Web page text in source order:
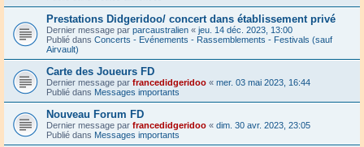
Prestations Didgeridoo/ concert dans établissement privé
Dernier message par parcaustralien « jeu. 14 déc. 2023, 13:00
Publié dans Concerts - Evénements - Rassemblements - Festivals (sauf
Airvault)
Carte des Joueurs FD
Dernier message par francedidgeridoo « mer. 03 mai 2023, 16:44
Publié dans Messages importants
Nouveau Forum FD
Dernier message par francedidgeridoo « dim. 30 avr. 2023, 23:05
Publié dans Messages importants